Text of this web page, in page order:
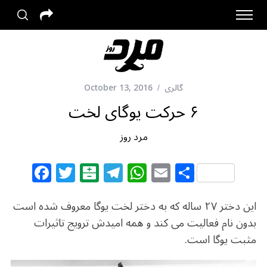
گالری October 13, 2016
۶ حرکت یوگای لخت
مرد روز
F
a
c
e
b
T
w
itt
e
r
B
al
at
ar
in
T
el
e
g
ra
W
h
at
s
A
E
m
ai
l
S
h
ar
e
این دختر ۲۷ ساله که به دختر لخت یوگا معروف شده است
بدون نام فعالیت می کند و همه امیدش ترویج تاثیرات
مثبت یوگا است.